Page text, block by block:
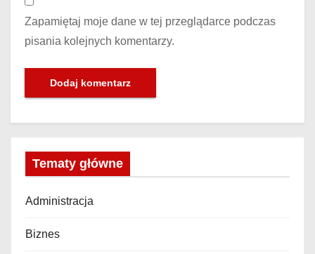
Zapamiętaj moje dane w tej przeglądarce podczas
pisania kolejnych komentarzy.
Tematy główne
Administracja
Biznes